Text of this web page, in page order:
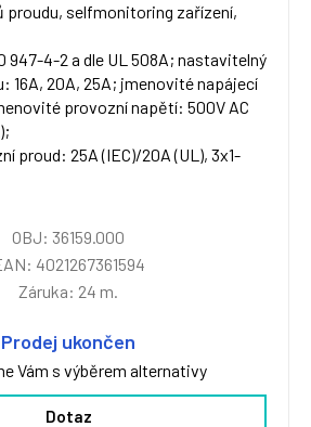
proudu, selfmonitoring zařízení,
947-4-2 a dle UL 508A; nastavitelný
16A, 20A, 25A; jmenovité napájecí
provozní napětí: 500V AC
proud: 25A (IEC)/20A (UL), 3x1-
OBJ: 36159.000
4021267361594
Záruka: 24 m.
Prodej ukončen
Vám s výběrem alternativy
Dotaz